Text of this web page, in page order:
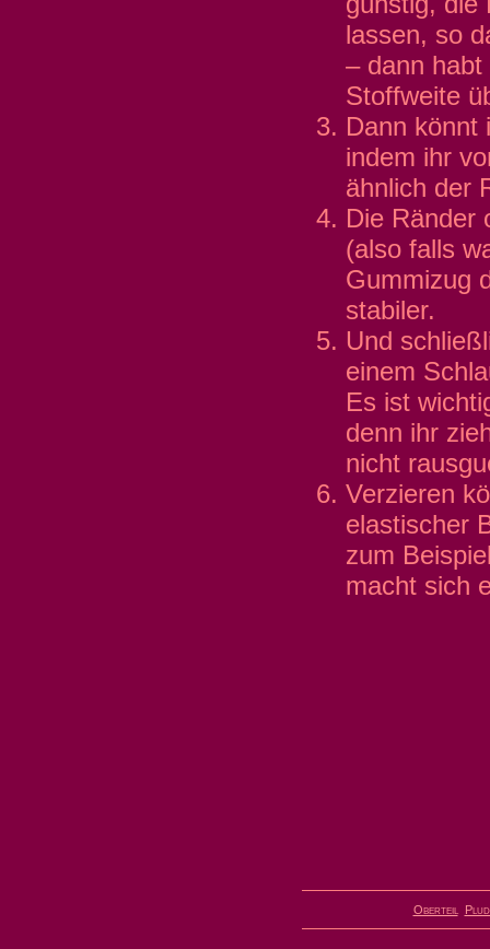
lassen, so
– dann
Stoffweite
Dann könnt
indem ihr
ähnlich der
Die Ränder
(also falls
Gummizug
stabiler.
Und
einem
Es ist
denn ihr
nicht
Verzieren
elastischer
zum
macht sich
Oberteil